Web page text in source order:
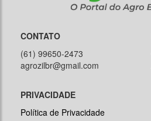
CONTATO
(61) 99650-2473
agrozilbr@gmail.com
PRIVACIDADE
Política de Privacidade